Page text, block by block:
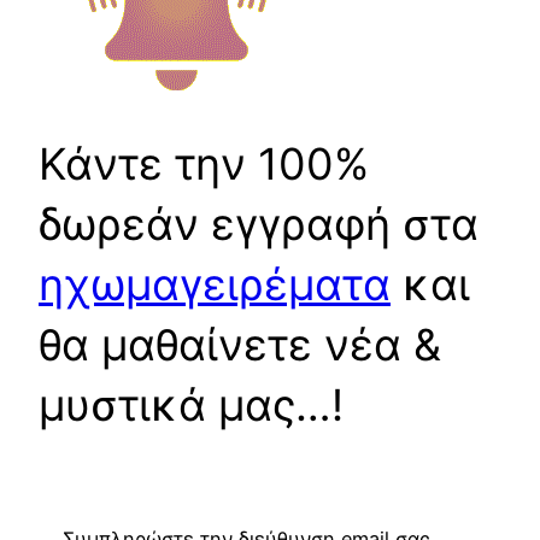
Κάντε την 100%
δωρεάν εγγραφή στα
ηχωμαγειρέματα και
θα μαθαίνετε νέα &
μυστικά μας…!